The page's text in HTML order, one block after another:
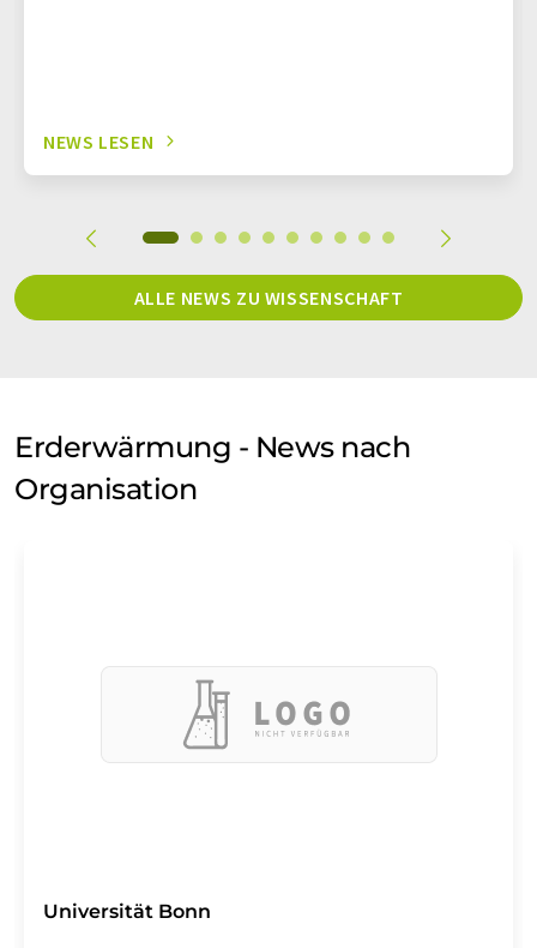
NEWS LESEN
ALLE NEWS ZU WISSENSCHAFT
Erderwärmung - News nach
Organisation
Universität Bonn